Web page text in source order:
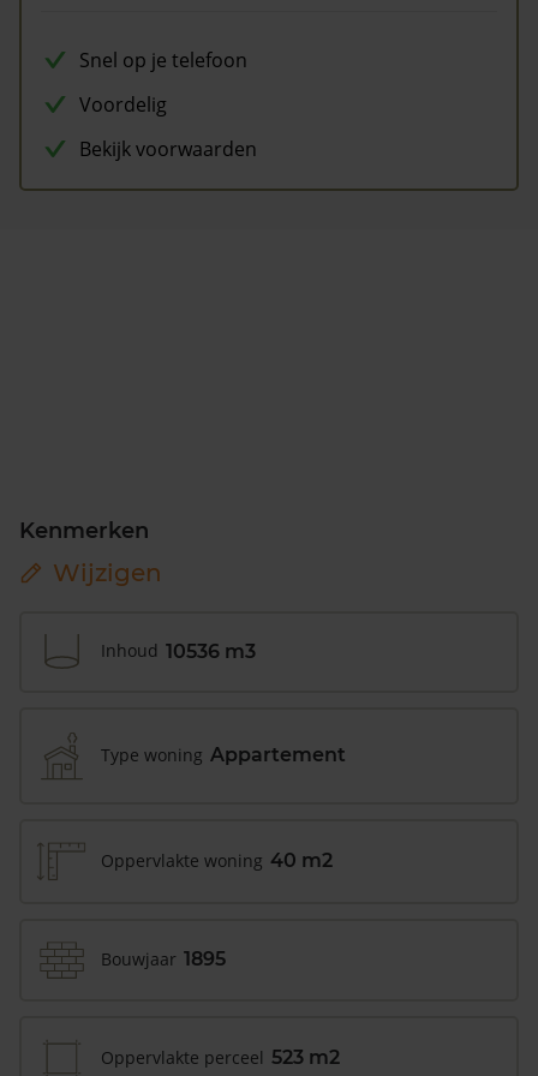
Snel op je telefoon
Voordelig
Bekijk voorwaarden
Kenmerken
Wijzigen
Inhoud 10536 m3
Type woning Appartement
Oppervlakte woning 40 m2
Bouwjaar 1895
Oppervlakte perceel 523 m2